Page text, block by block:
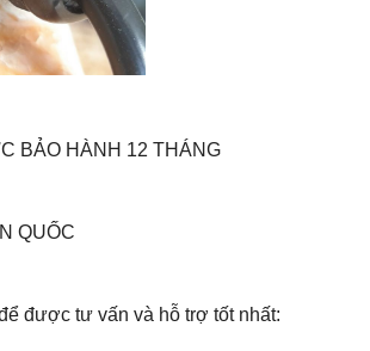
BẢO HÀNH 12 THÁNG
QUỐC
được tư vấn và hỗ trợ tốt nhất: